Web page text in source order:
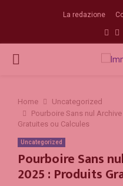
La redazione
PRIMARY
Home
Uncategorized
Pourboire Sans nul
Gratuites ou Calcules
Uncategorized
Pourboire Sans
2025 : Produits